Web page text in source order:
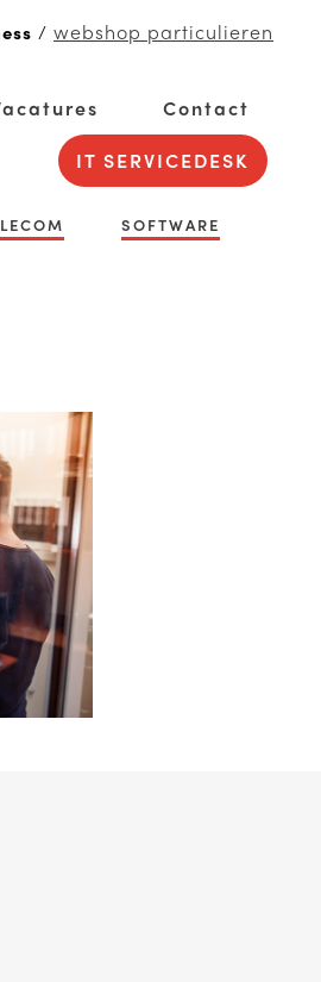
Contact
IT SERVICEDESK
SOFTWARE
/ webshop particulieren